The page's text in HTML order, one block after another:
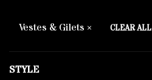
Vestes & Gilets CLEAR ALL
STYLE